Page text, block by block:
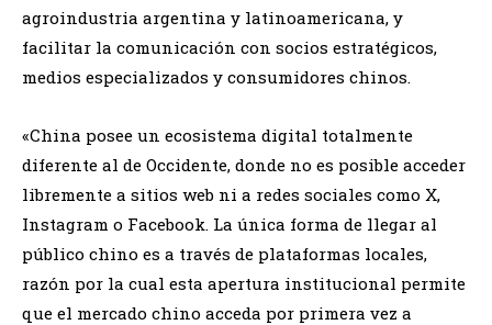
agroindustria argentina y latinoamericana, y
facilitar la comunicación con socios estratégicos,
medios especializados y consumidores chinos.
«China posee un ecosistema digital totalmente
diferente al de Occidente, donde no es posible acceder
libremente a sitios web ni a redes sociales como X,
Instagram o Facebook. La única forma de llegar al
público chino es a través de plataformas locales,
razón por la cual esta apertura institucional permite
que el mercado chino acceda por primera vez a